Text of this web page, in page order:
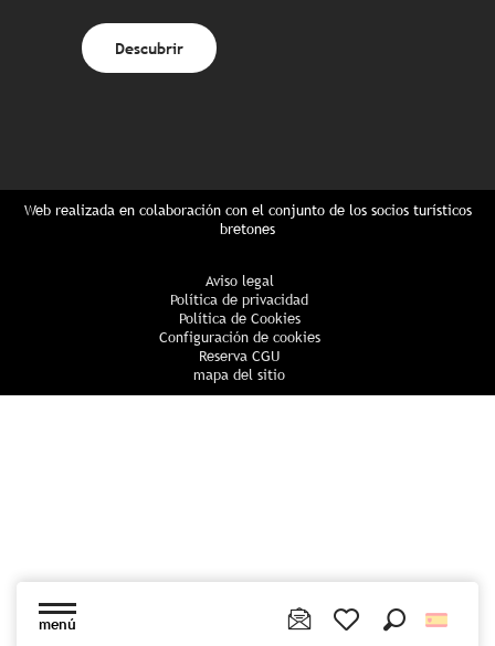
menú
Descubrir
Web realizada en colaboración con el conjunto de los socios turísticos
bretones
Aviso legal
Política de privacidad
Política de Cookies
Configuración de cookies
Reserva CGU
mapa del sitio